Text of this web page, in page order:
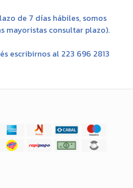
de 7 días hábiles, somos
mayoristas consultar plazo).
escribirnos al 223 696 2813